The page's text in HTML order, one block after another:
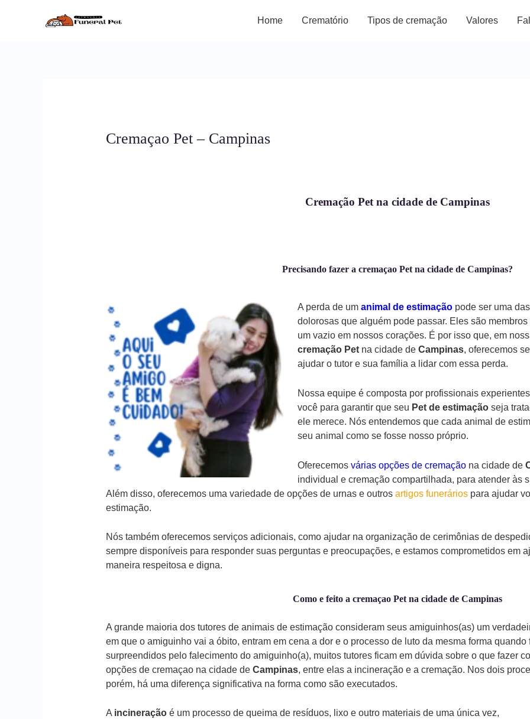
Home Crematório Tipos de cremação Valores
Cremaçao Pet – Campinas
Cremação Pet na cidade de Campinas
Precisando fazer a cremaçao Pet na cidade de Campinas?
A perda de um animal de estimaçãopode ser uma
dolorosas que alguém pode passar. Eles são
um vazio em nossos corações. É por isso que, em
cremação Petna cidade de Campinas, oferecemos
ajudar o tutor e sua família a lidar com essa perda.
Nossa equipe é composta por profissionais
você para garantir que seu Pet de estimaçãoseja
ele merece. Nós entendemos que cada animal de
seu animal como se fosse nosso próprio.
Oferecemos várias opções de cremaçãona cidade de
individual e cremação compartilhada, para atender às
Além disso, oferecemos uma variedade de opções de urnas e outros artigos funeráriospara ajudar
estimação.
Nós também oferecemos serviços adicionais, como ajudar na organização de cerimônias de
sempre disponíveis para responder suas perguntas e preocupações, e estamos comprometidos em
maneira respeitosa e digna.
Como e feito a cremaçao Pet na cidade de Campinas
A grande maioria dos tutores de animais de estimação consideram seus amiguinhos(as) um
em que o amiguinho vai a óbito, entram em cena a dor e o processo de luto da mesma forma
surpreendidos pelo falecimento do amiguinho(a), muitos tutores ficam em dúvida sobre o que fazer
opções de cremaçao na cidade de Campinas, entre elas a incineração e a cremação. Nos dois
porém, há uma diferença significativa na forma como são executados.
A incineraçãoé um processo de queima de resíduos, lixo e outro materiais de uma única vez,